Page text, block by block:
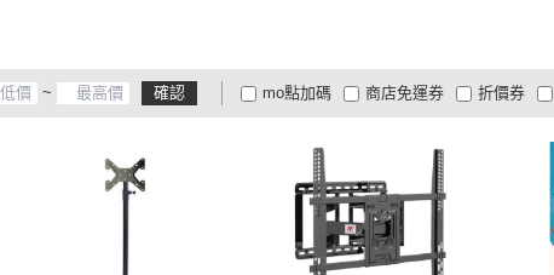
~ 確認
折價券
商品有
mo點加碼
大家電安心配
大家電快配
商店免運券
貨到付款
及以上 及以上